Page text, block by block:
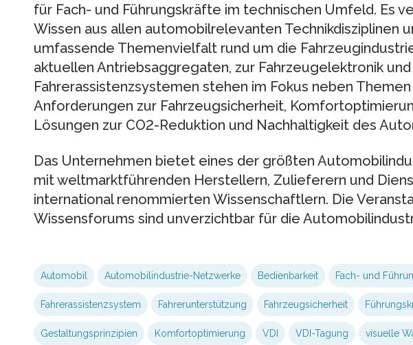
für Fach- und Führungskräfte im technischen Umfeld. Es
Wissen aus allen automobilrelevanten Technikdisziplinen
umfassende Themenvielfalt rund um die
aktuellen Antriebsaggregaten, zur Fahrzeugelektronik und
Fahrerassistenzsystemen stehen im Fokus neben
Anforderungen zur Fahrzeugsicherheit,
Lösungen zur CO2-Reduktion und Nachhaltigkeit des
Das Unternehmen bietet eines der größten
mit weltmarktführenden Herstellern, Zulieferern und
international renommierten Wissenschaftlern. Die
Wissensforums sind unverzichtbar für die
Automobil Automobilindustrie-Netzwerke Bedienbarkeit Fach- und
Fahrerassistenzsystem Fahrerunterstützung Fahrzeugsicherheit
Gestaltungsprinzipien Komfortoptimierung VDI VDI-Tagung visuelle